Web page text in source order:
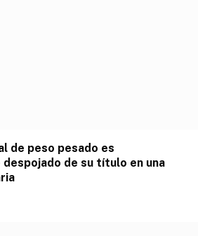
de peso pesado es
de su título en una